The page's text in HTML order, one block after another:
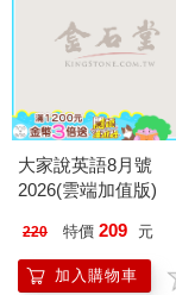
大家說英語8月號
2026(雲端加值版)
220 特價 209 元
加入購物車